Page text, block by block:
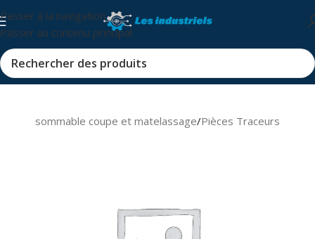
Passer à la navigation
Passer au contenu principal
et consommable coupe et matelassage/Pièces Traceurs